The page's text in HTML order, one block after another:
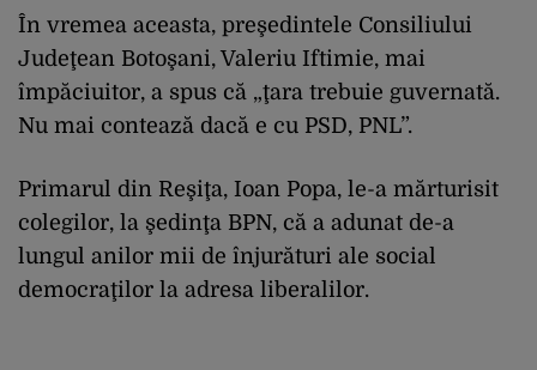
În vremea aceasta, preşedintele Consiliului
Judeţean Botoşani, Valeriu Iftimie, mai
împăciuitor, a spus că „ţara trebuie guvernată.
Nu mai contează dacă e cu PSD, PNL”.
Primarul din Reşiţa, Ioan Popa, le-a mărturisit
colegilor, la şedinţa BPN, că a adunat de-a
lungul anilor mii de înjurături ale social
democraţilor la adresa liberalilor.